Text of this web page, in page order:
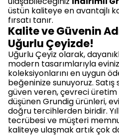
üstün kaliteye en avantajlı
fırsatı tanır.
Kalite ve Güvenin
Uğurlu Çeyizde!
Uğurlu Çeyiz olarak,
modern tasarımlarıyla
koleksiyonlarını en uygun
beğeninize sunuyoruz. Satış
güven veren, çevreci üretim
düşünen Grundig ürünleri,
doğru tercihlerden biridir.
tecrübesi ve müşteri
kaliteye ulaşmak artık çok